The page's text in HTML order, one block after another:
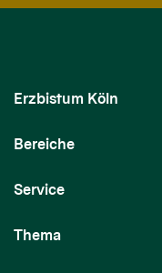
Erzbistum Köln
Bereiche
Service
Thema